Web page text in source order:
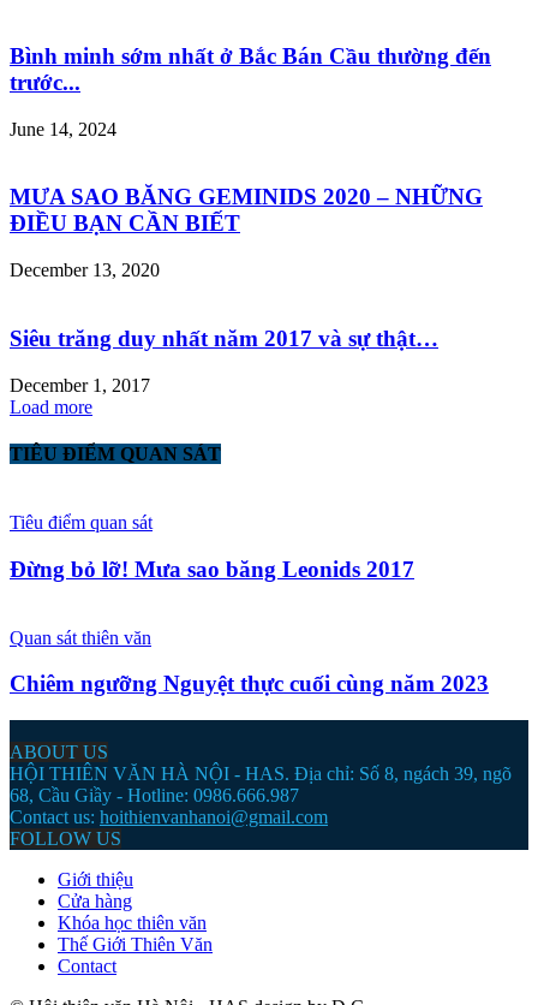
Bình minh sớm nhất ở Bắc Bán Cầu thường đến
trước...
June 14, 2024
MƯA SAO BĂNG GEMINIDS 2020 – NHỮNG
ĐIỀU BẠN CẦN BIẾT
December 13, 2020
Siêu trăng duy nhất năm 2017 và sự thật…
December 1, 2017
Load more
TIÊU ĐIỂM QUAN SÁT
Tiêu điểm quan sát
Đừng bỏ lỡ! Mưa sao băng Leonids 2017
Quan sát thiên văn
Chiêm ngưỡng Nguyệt thực cuối cùng năm 2023
ABOUT US
HỘI THIÊN VĂN HÀ NỘI - HAS. Địa chỉ: Số 8, ngách 39, ngõ
68, Cầu Giầy - Hotline: 0986.666.987
Contact us: hoithienvanhanoi@gmail.com
FOLLOW US
Giới thiệu
Cửa hàng
Khóa học thiên văn
Thế Giới Thiên Văn
Contact